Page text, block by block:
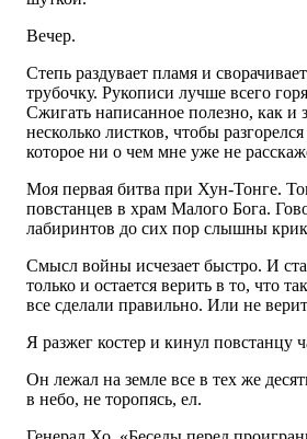
Вечер.
Степь раздувает пламя и
трубочку. Рукописи лучше всего
Сжигать написанное полезно, как и
несколько листков, чтобы
которое ни о чем мне уже не
Моя первая битва при Хун-Тонге.
повстанцев в храм Малого Бога.
лабиринтов до сих пор слышны
Смысл войны исчезает быстро. И
только и остается верить в то, что
все сделали правильно. Или не
Я разжег костер и кинул повстанцу
Он лежал на земле все в тех же
в небо, не торопясь, ел.